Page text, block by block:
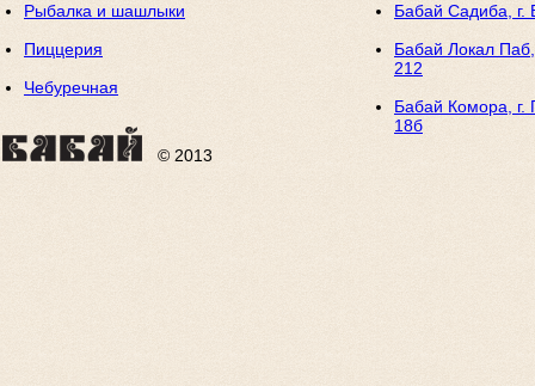
© 2013
Рыбалка и шашлыки
Пиццерия
Чебуречная
Бабай Садиба, г.
Бабай Локал
212
Бабай Комора, г.
18б